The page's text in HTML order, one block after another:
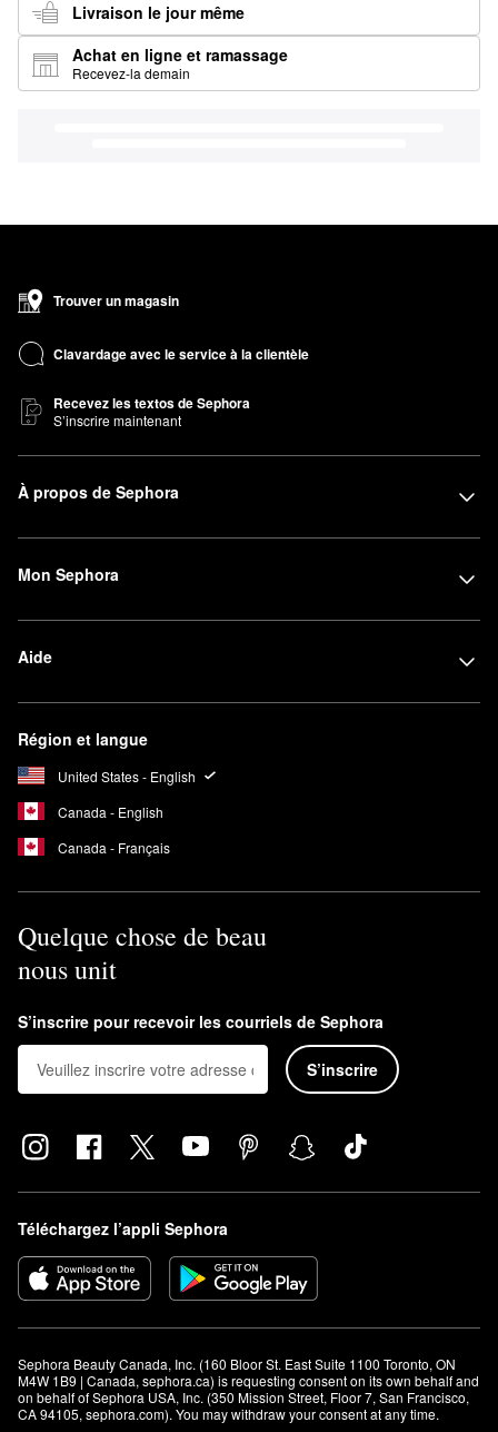
Livraison le jour même
Achat en ligne et ramassage
Recevez-la demain
Trouver un magasin
Clavardage avec le service à la clientèle
Recevez les textos de Sephora
S’inscrire maintenant
À propos de Sephora
Mon Sephora
Aide
Région et langue
United States - English
Canada - English
Canada - Français
Quelque chose de beau
nous unit
S’inscrire pour recevoir les courriels de Sephora
S’inscrire
Téléchargez l’appli Sephora
Sephora Beauty Canada, Inc. (160 Bloor St. East Suite 1100 Toronto, ON
M4W 1B9 | Canada, sephora.ca) is requesting consent on its own behalf and
on behalf of Sephora USA, Inc. (350 Mission Street, Floor 7, San Francisco,
CA 94105, sephora.com). You may withdraw your consent at any time.